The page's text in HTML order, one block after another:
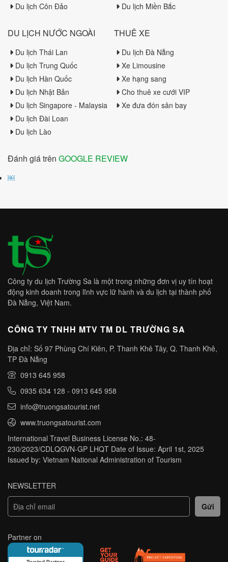
Du lịch Côn Đảo
Du lịch Miền Bắc
DU LỊCH NƯỚC NGOÀI
Du lịch Thái Lan
Du lịch Trung Quốc
Du lịch Hàn Quốc
Du lịch Nhật Bản
Du lịch Singapore - Malaysia
Du lịch Đài Loan
Du lịch Lào
THUÊ XE
Du lịch Đà Nẵng
Xe Limousine
Xe hạng sang
Cho thuê xe cưới VIP
Xe đưa đón sân bay
Đánh giá trên GOOGLE REVIEW
￼
Công ty du lịch Trường Sa là một trong những đơn vị uy tín hoạt
động kinh doanh trong lĩnh vực lữ hành và du lịch tại thành phố
Đà Nẵng, Việt Nam.
CÔNG TY TNHH MTV TM DL TRƯỜNG SA
Địa chỉ: Số 97 Phùng Chí Kiên, P. Thanh Khê Tây, Q. Thanh Khê,
TP Đà Nẵng
0913 645 958
0935 634 128 - 0913 645 958
info@truongsatourist.net
www.truongsatourist.com
International Travel Business License No.: 48-
230/2023/CDLQGVN-GP LHQT Date of Issue: April 1st, 2025
Issued by: Vietnam National Administration of Tourism
NEWSLETTER
Partner on